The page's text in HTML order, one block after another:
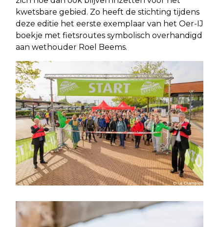
kwetsbare gebied. Zo heeft de stichting tijdens
deze editie het eerste exemplaar van het Oer-IJ
boekje met fietsroutes symbolisch overhandigd
aan wethouder Roel Beems.